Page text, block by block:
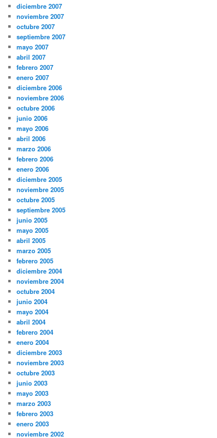
diciembre 2007
noviembre 2007
octubre 2007
septiembre 2007
mayo 2007
abril 2007
febrero 2007
enero 2007
diciembre 2006
noviembre 2006
octubre 2006
junio 2006
mayo 2006
abril 2006
marzo 2006
febrero 2006
enero 2006
diciembre 2005
noviembre 2005
octubre 2005
septiembre 2005
junio 2005
mayo 2005
abril 2005
marzo 2005
febrero 2005
diciembre 2004
noviembre 2004
octubre 2004
junio 2004
mayo 2004
abril 2004
febrero 2004
enero 2004
diciembre 2003
noviembre 2003
octubre 2003
junio 2003
mayo 2003
marzo 2003
febrero 2003
enero 2003
noviembre 2002